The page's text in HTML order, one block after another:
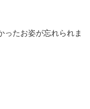
ったお姿が忘れられま